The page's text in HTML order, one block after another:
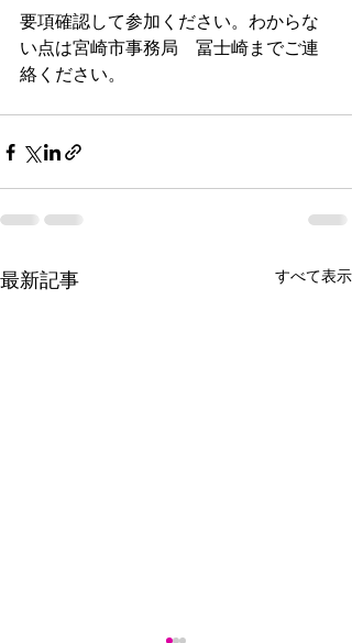
要項確認して参加ください。わからな
い点は宮崎市事務局　冨士崎までご連
絡ください。
最新記事 すべて表示